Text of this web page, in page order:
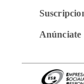
Anúnciate